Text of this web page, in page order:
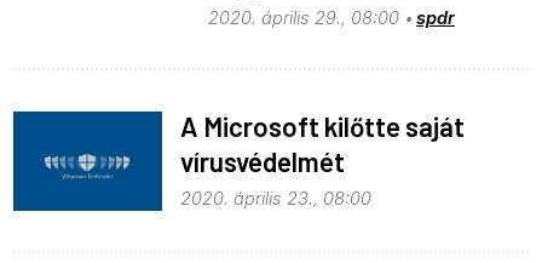
2020. április 29., 08:00 spdr
A Microsoft kilőtte saját
vírusvédelmét
2020. április 23., 08:00